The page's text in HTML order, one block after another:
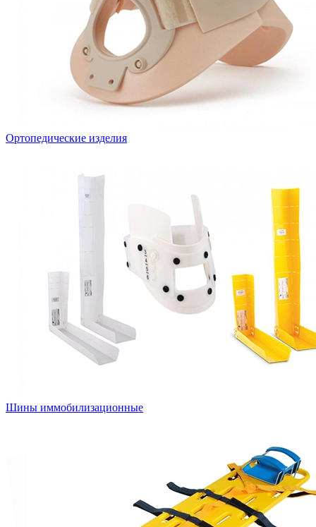
Ортопедические изделия
Шины иммобилизационные